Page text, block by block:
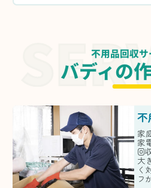
不用品回収
バディの
不
家
家
回
大
く
フ